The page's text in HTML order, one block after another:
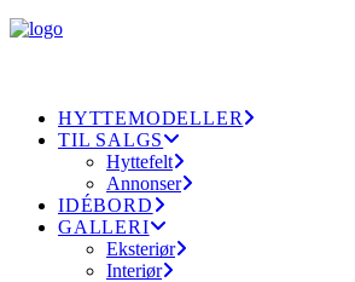
HYTTEMODELLER
TIL SALGS
Hyttefelt
Annonser
IDÉBORD
GALLERI
Eksteriør
Interiør